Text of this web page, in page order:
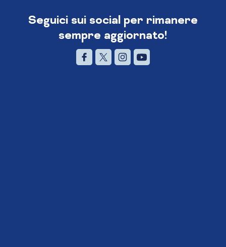
Seguici sui social per rimanere
sempre aggiornato!